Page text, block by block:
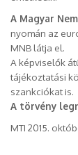
A Magyar
nyomán az
MNB látja el.
A képviselők
tájékoztatási
szankciókat is.
A törvény
MTI 2015.